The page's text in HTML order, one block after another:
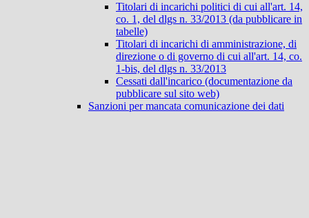
Titolari di incarichi politici di cui all'art. 14,
co. 1, del dlgs n. 33/2013 (da pubblicare in
tabelle)
Titolari di incarichi di amministrazione, di
direzione o di governo di cui all'art. 14, co.
1-bis, del dlgs n. 33/2013
Cessati dall'incarico (documentazione da
pubblicare sul sito web)
Sanzioni per mancata comunicazione dei dati